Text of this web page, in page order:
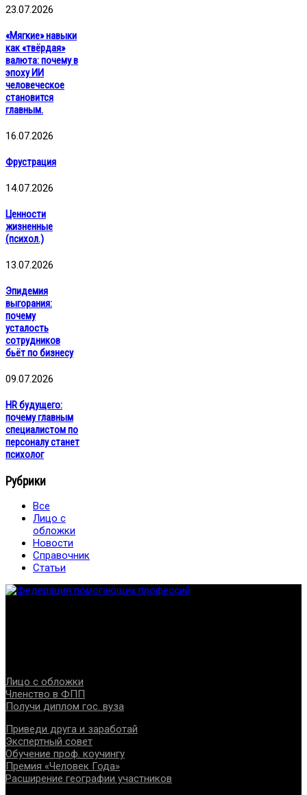
23.07.2026
«Мягкие» навыки
как «твёрдая»
валюта: почему в
эпоху ИИ
человеческое
становится
главным.
16.07.2026
Фрустрация
14.07.2026
Ценности
жизненные
(психол.)
13.07.2026
Эпидемия
выгорания:
почему
усталость
сотрудников
бьёт по бизнесу
09.07.2026
HR будущего:
почему главным
специалистом по
персоналу станет
психолог
Рубрики
Все
Лицо с
обложки
Новости
Справочник
Статьи
Лицо с обложки
Членство в ФПП
Получи диплом гос. вуза
Приведи друга и заработай
Экспертный совет
Обучение проф. коучингу
Премия «Человек Года»
Расширение географии участников